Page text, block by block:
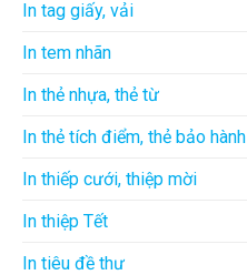
In tag giấy, vải
In tem nhãn
In thẻ nhựa, thẻ từ
In thẻ tích điểm, thẻ bảo hành
In thiếp cưới, thiệp mời
In thiệp Tết
In tiêu đề thư